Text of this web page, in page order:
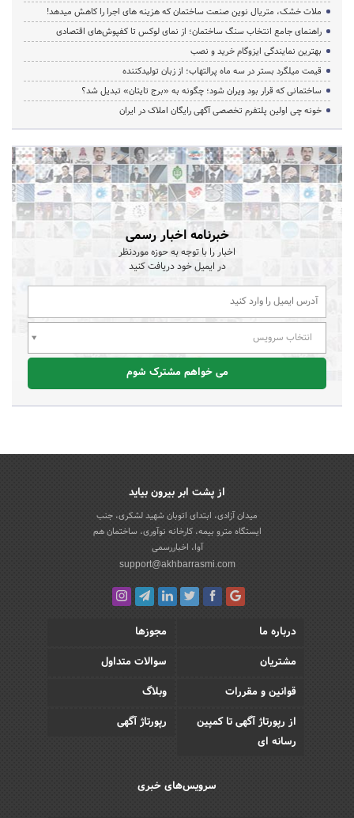
ملات خشک، متریال نوین صنعت ساختمان که هزینه‌ های اجرا را کاهش میدهد!
راهنمای جامع انتخاب سنگ ساختمان؛ از نمای لوکس تا کفپوش‌های اقتصادی
بهترین نمایندگی ایزوگام خرید و نصب
قیمت میلگرد بستر در سه ماه پرالتهاب؛ از زبان تولیدکننده
ساختمانی که قرار بود ویران شود؛ چگونه به «برج تایتان» تبدیل شد؟
خونه چی اولین پلتفرم تخصصی آگهی رایگان املاک در ایران
خبرنامه اخبار رسمی
اخبار را با توجه به حوزه موردنظر
در ایمیل خود دریافت کنید
انتخاب سرویس
می خواهم مشترک شوم
از پشت ابر بیرون بیاید
میدان آزادی، ابتدای اتوبان شهید لشکری، جنب
ایستگاه مترو بیمه، کارخانه نوآوری، ساختمان هم
آوا، اخباررسمی
support@akhbarrasmi.com
درباره ما
مجوزها
مشتریان
سوالات متداول
قوانین و مقررات
وبلاگ
از رپورتاژ آگهی تا کمپین
رسانه ای
رپورتاژ آگهی
سرویس‌های خبری